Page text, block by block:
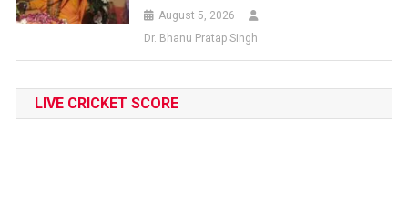
August 5, 2026
Dr. Bhanu Pratap Singh
LIVE CRICKET SCORE